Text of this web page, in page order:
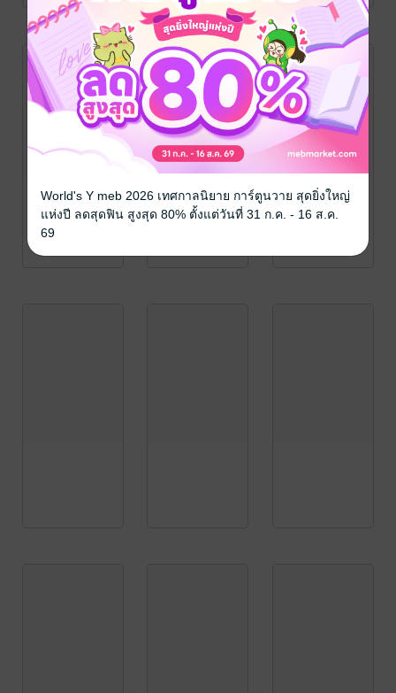
World's Y meb 2026 เทศกาลนิยาย การ์ตูนวาย สุดยิ่งใหญ่
แห่งปี ลดสุดฟิน สูงสุด 80% ตั้งแต่วันที่ 31 ก.ค. - 16 ส.ค.
69